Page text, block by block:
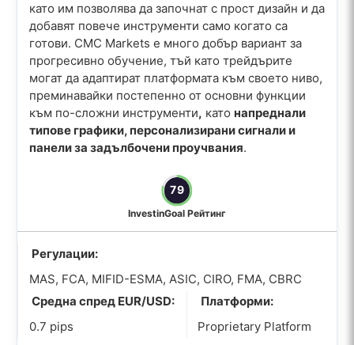
като им позволява да започнат с прост дизайн и да
добавят повече инструменти само когато са
готови. CMC Markets е много добър вариант за
прогресивно обучение, тъй като трейдърите
могат да адаптират платформата към своето ниво,
преминавайки постепенно от основни функции
към по-сложни инструменти, като напреднали
типове графики, персонализирани сигнали и
панели за задълбочени проучвания.
79
InvestinGoal Рейтинг
Регулации:
MAS, FCA, MIFID-ESMA, ASIC, CIRO, FMA, CBRC
Средна спред EUR/USD:
0.7 pips
Платформи:
Proprietary Platform